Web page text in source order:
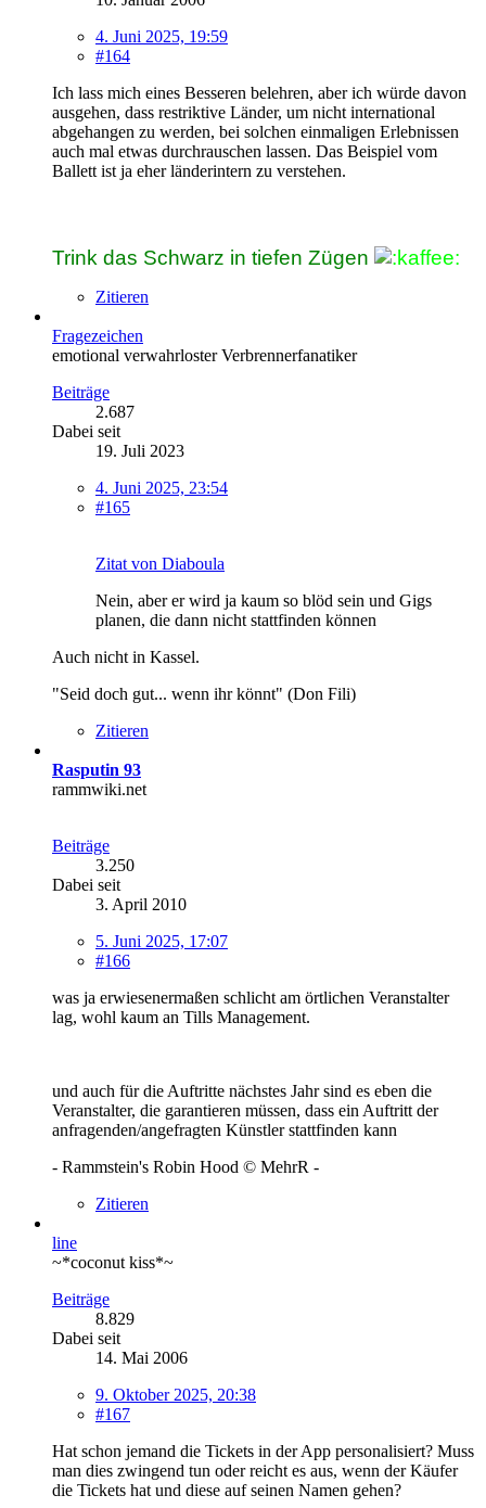
4. Juni 2025, 19:59
#164
Ich lass mich eines Besseren belehren, aber ich würde davon
ausgehen, dass restriktive Länder, um nicht international
abgehangen zu werden, bei solchen einmaligen Erlebnissen
auch mal etwas durchrauschen lassen. Das Beispiel vom
Ballett ist ja eher länderintern zu verstehen.
Trink das Schwarz in tiefen Zügen
Zitieren
Fragezeichen
emotional verwahrloster Verbrennerfanatiker
Beiträge
2.687
Dabei seit
19. Juli 2023
4. Juni 2025, 23:54
#165
Zitat von Diaboula
Nein, aber er wird ja kaum so blöd sein und Gigs
planen, die dann nicht stattfinden können
Auch nicht in Kassel.
"Seid doch gut... wenn ihr könnt" (Don Fili)
Zitieren
Rasputin 93
rammwiki.net
Beiträge
3.250
Dabei seit
3. April 2010
5. Juni 2025, 17:07
#166
was ja erwiesenermaßen schlicht am örtlichen Veranstalter
lag, wohl kaum an Tills Management.
und auch für die Auftritte nächstes Jahr sind es eben die
Veranstalter, die garantieren müssen, dass ein Auftritt der
anfragenden/angefragten Künstler stattfinden kann
- Rammstein's Robin Hood © MehrR -
Zitieren
line
~*coconut kiss*~
Beiträge
8.829
Dabei seit
14. Mai 2006
9. Oktober 2025, 20:38
#167
Hat schon jemand die Tickets in der App personalisiert? Muss
man dies zwingend tun oder reicht es aus, wenn der Käufer
die Tickets hat und diese auf seinen Namen gehen?